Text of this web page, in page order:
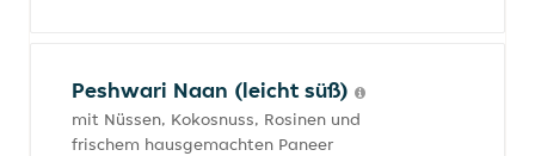
Peshwari Naan (leicht süß)
mit Nüssen, Kokosnuss, Rosinen und
frischem hausgemachten Paneer